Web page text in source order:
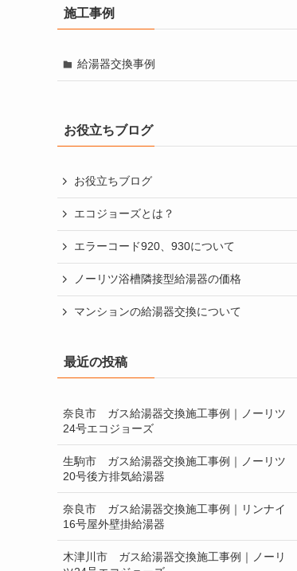
施工事例
給湯器交換事例
お役立ちブログ
お役立ちブログ
エコジョーズとは？
エラーコード920、930について
ノーリツ浴槽隣接型給湯器の価格
マンションの給湯器交換について
大丈夫？
保証について
大阪ガスのエコウィルからエコジョーズ
奈良で1番喜ばれている給湯器屋です。是
非、お見積りさせて下さい
排気カバーの必要性について
最近の投稿
奈良市 ガス給湯器交換施工事例｜ノーリツ
24号エコジョーズ
生駒市 ガス給湯器交換施工事例｜ノーリツ
20号後方排気給湯器
奈良市 ガス給湯器交換施工事例｜リンナイ
16号屋外壁掛給湯器
木津川市 ガス給湯器交換施工事例｜ノーリ